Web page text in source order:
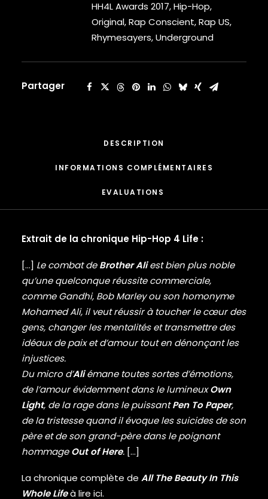
CHANCE THE RAPPER
CHILDISH GAMBINO
COMMON
CONWAY THE MACHINE
CUNNINLYNGUISTS
CURREN$Y
DAMIAN MARLEY
D’ANGELO
DANNY BROWN
DAS EFX
DAVE
DAVID BANNER
DA YOUNGSTA’S
DEAD PREZ
DEDA
DE LA SOUL
DEL THE FUNKY HOMOSAPIEN
DENZEL CURRY
DIDDY
DIGABLE PLANETS
D.I.T.C.
DIZZEE RASCAL
DJ PREMIER
DJ QUIK
DMX
Life
[Vinyle]
HH4L Awards 2017,Hip-Hop,
Original,Rap Conscient,Rap US,
Rhymesayers,Underground
Partager
DESCRIPTION
INFORMATIONS COMPLÉMENTAIRES
EVALUATIONS
Extrait de la chronique Hip-Hop 4 Life :
[…] Le combat deBrother Aliest bien plus noble
qu’une quelconque réussite commerciale,
comme Gandhi, Bob Marley ou son homonyme
Mohamed Ali, il veut réussir à toucher le cœur des
gens, changer les mentalités et transmettre des
idéaux de paix et d’amour tout en dénonçant les
injustices.
Du micro d’Aliémane toutes sortes d’émotions,
de l’amour évidemment dans le lumineuxOwn
Light, de la rage dans le puissantPen To Paper,
de la tristesse quand il évoque les suicides de son
père et de son grand-père dans le poignant
hommageOut of Here. […]
La chronique complète de All The Beauty In This
Whole Lifeà lire ici.